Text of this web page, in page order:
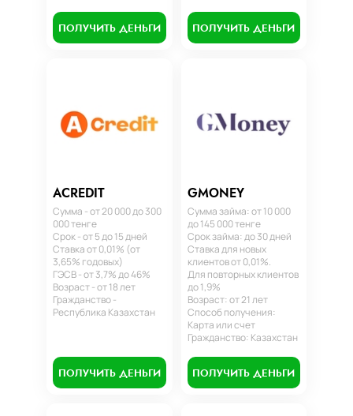
ПОЛУЧИТЬ ДЕНЬГИ ПОЛУЧИТЬ ДЕНЬГИ
ACREDIT
Сумма - от 20 000 до 300
000 тенге
Срок - от 5 до 15 дней
Ставка от 0,01% (от
3,65% годовых)
ГЭСВ - от 3,7% до 46%
Возраст - от 18 лет
Гражданство -
Республика Казахстан
ПОЛУЧИТЬ ДЕНЬГИ
GMONEY
Сумма займа: от 10 000
до 145 000 тенге
Срок займа: до 30 дней
Ставка для новых
клиентов от 0,01%.
Для повторных клиентов
до 1,9%
Возраст: от 21 лет
Способ получения:
Карта или счет
Гражданство: Казахстан
ПОЛУЧИТЬ ДЕНЬГИ